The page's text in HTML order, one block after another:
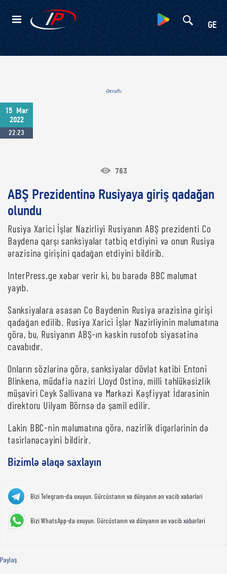
GE
Kateqoriyalar
Ətraflı
15
Mar
2022
22:23
763
ABŞ Prezidentinə Rusiyaya giriş qadağan
olundu
Rusiya Xarici İşlər Nazirliyi Rusiyanın ABŞ prezidenti Co
Baydenə qarşı sanksiyalar tətbiq etdiyini və onun Rusiya
ərazisinə girişini qadağan etdiyini bildirib.
InterPress.ge xəbər verir ki, bu barədə BBC məlumat
yayıb.
Sanksiyalara əsasən Co Baydenin Rusiya ərazisinə girişi
qadağan edilib. Rusiya Xarici İşlər Nazirliyinin məlumatına
görə, bu, Rusiyanın ABŞ-ın kəskin rusofob siyasətinə
cavabıdır.
Onların sözlərinə görə, sanksiyalar dövlət katibi Entoni
Blinkenə, müdafiə naziri Lloyd Ostinə, milli təhlükəsizlik
müşaviri Ceyk Sallivana və Mərkəzi Kəşfiyyat İdarəsinin
direktoru Uilyam Börnsə də şamil edilir.
Lakin BBC-nin məlumatına görə, nazirlik digərlərinin də
təsirlənəcəyini bildirir.
Bizimlə əlaqə saxlayın
Bizi Telegram-da oxuyun. Gürcüstanın və dünyanın ən vacib xəbərləri
Bizi WhatsApp-da oxuyun. Gürcüstanın və dünyanın ən vacib xəbərləri
Paylaş